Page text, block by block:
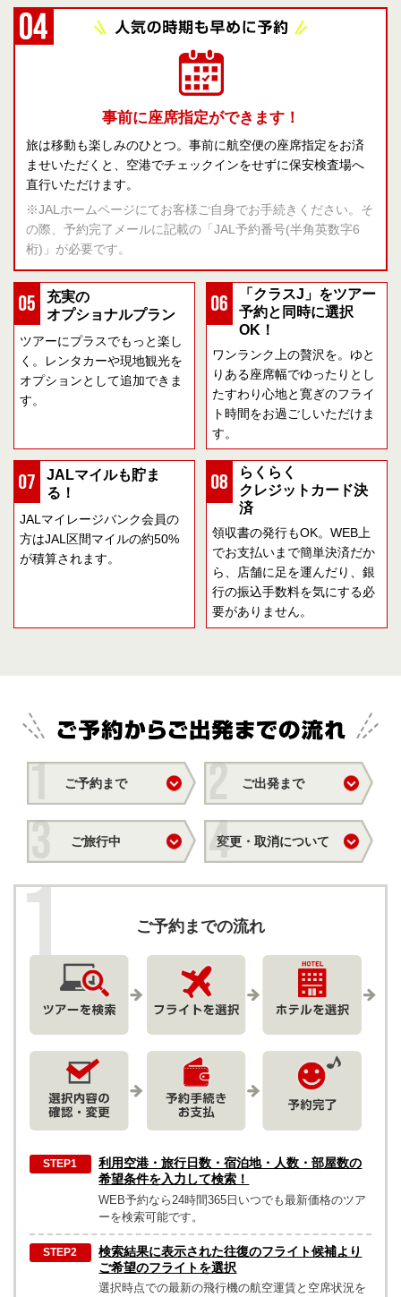
事前に座席指定ができます！
旅は移動も楽しみのひとつ。事前に航空便の座席指定をお済
ませいただくと、空港でチェックインをせずに保安検査場へ
直行いただけます。
※JALホームページにてお客様ご自身でお手続きください。そ
の際、予約完了メールに記載の「JAL予約番号(半角英数字6
桁)」が必要です。
充実の
オプショナルプラン
ツアーにプラスでもっと楽し
く。レンタカーや現地観光を
オプションとして追加できま
す。
「クラスJ」をツアー
予約と同時に選択
OK！
ワンランク上の贅沢を。ゆと
りある座席幅でゆったりとし
たすわり心地と寛ぎのフライ
ト時間をお過ごしいただけま
す。
JALマイルも貯ま
る！
JALマイレージバンク会員の
方はJAL区間マイルの約50%
が積算されます。
らくらく
クレジットカード決
済
領収書の発行もOK。WEB上
でお支払いまで簡単決済だか
ら、店舗に足を運んだり、銀
行の振込手数料を気にする必
要がありません。
ご予約まで ご出発まで
ご旅行中 変更・取消について
ご予約までの流れ
利用空港・旅行日数・宿泊地・人数・部屋数の
希望条件を入力して検索！
WEB予約なら24時間365日いつでも最新価格のツア
ーを検索可能です。
検索結果に表示された往復のフライト候補より
ご希望のフライトを選択
選択時点での最新の飛行機の航空運賃と空席状況を